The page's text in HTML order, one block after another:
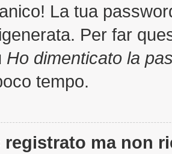
La tua
Per far
Ho dimenticato la
tempo.
registrato ma non